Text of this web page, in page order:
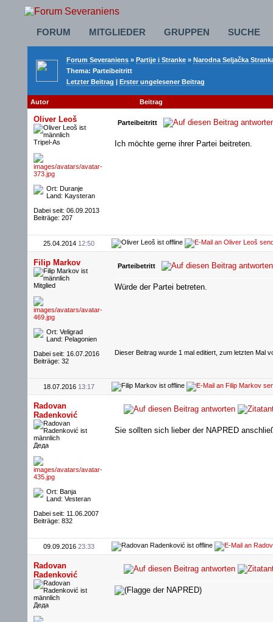
FORUM MITGLIEDER GRUPPEN SUCHE
Forum Severaniens » Partije i Stranke » Narodna Seljačka
Thema: Parteibeitritt
Letzter Beitrag | Erster ungelesener Beitrag
Autor Beitrag
Oliver Leoš
Tripel-As
Ort: Duranje
Land: Kaysteran
Dabei seit: 06.09.2013
Beiträge: 207
Parteibeitritt
Ich möchte gerne ihrer Partei beitreten.
25.04.2014 12:50
Filip Markov
Mitglied
Ort: Veligrad
Land: Pelagonien
Dabei seit: 16.07.2016
Beiträge: 32
Parteibetritt
Würde der Partei betreten.
Dieser Beitrag wurde 1 mal editiert, zum letzten Mal
18.07.2016 13:17
Radovan
Radenković
Деда
Ort: Banja
Land: Vesteran
Dabei seit: 11.06.2007
Beiträge: 832
Sie sollten sich lieber der NAPRED
09.09.2016 23:33
Radovan
Radenković
Деда